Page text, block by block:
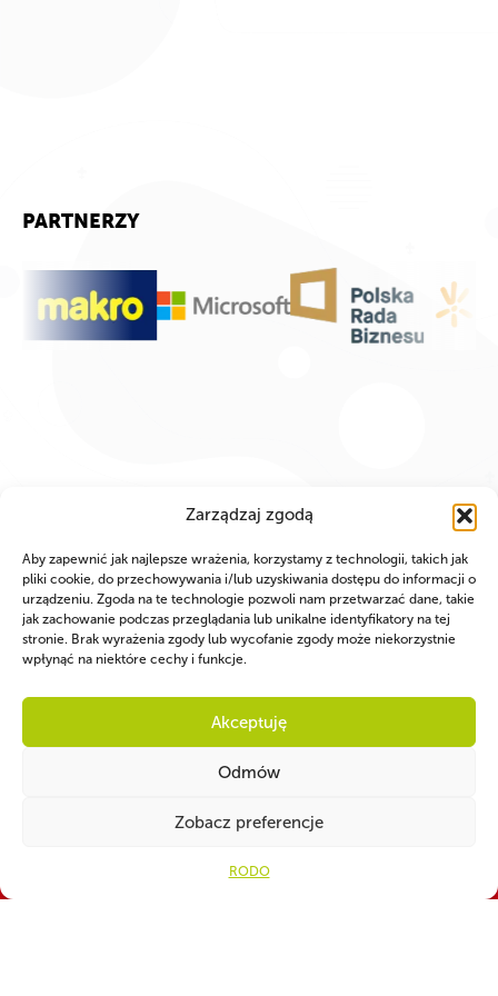
Zarządzaj zgodą
Aby zapewnić jak najlepsze wrażenia, korzystamy z technologii, takich jak
pliki cookie, do przechowywania i/lub uzyskiwania dostępu do informacji o
urządzeniu. Zgoda na te technologie pozwoli nam przetwarzać dane, takie
jak zachowanie podczas przeglądania lub unikalne identyfikatory na tej
stronie. Brak wyrażenia zgody lub wycofanie zgody może niekorzystnie
wpłynąć na niektóre cechy i funkcje.
Akceptuję
Odmów
Zobacz preferencje
RODO
PARTNERZY
WSPÓLNIE DLA HARCERSKIEJ MISJI
Twoje wsparcie, nasza
siła!
Numer konta do darowizn na rzecz ZHP